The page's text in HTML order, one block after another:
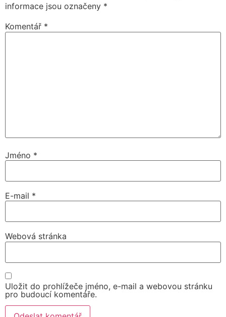
informace jsou označeny *
Komentář *
Jméno *
E-mail *
Webová stránka
Uložit do prohlížeče jméno, e-mail a webovou stránku
pro budoucí komentáře.